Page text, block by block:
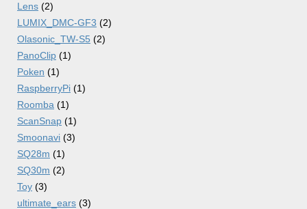
Lens (2)
LUMIX_DMC-GF3 (2)
Olasonic_TW-S5 (2)
PanoClip (1)
Poken (1)
RaspberryPi (1)
Roomba (1)
ScanSnap (1)
Smoonavi (3)
SQ28m (1)
SQ30m (2)
Toy (3)
ultimate_ears (3)